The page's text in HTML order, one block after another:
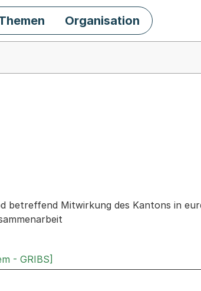
Organisation
betreffend Mitwirkung des Kantons in
- GRIBS]